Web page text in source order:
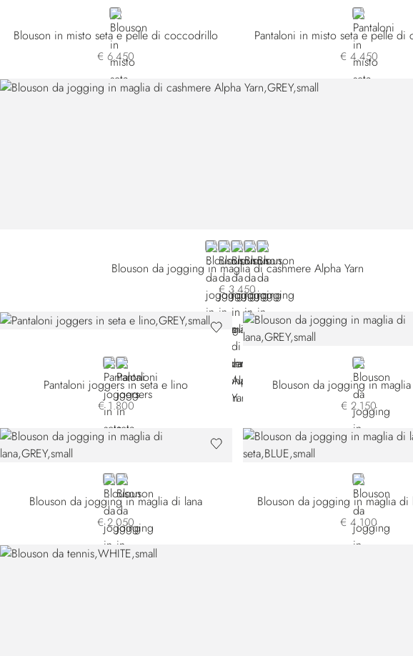
BLUE
Blouson in misto seta e pelle di coccodrillo
€ 6.450
BLUE
Pantaloni in misto seta e pelle
€ 4.450
GREY W25302-1103
GREY W25302-1109
BLUE W25302-186
BLUE W25302-208
GREEN
Blouson da jogging in maglia di cashmere Alpha Yarn
€ 3.450
GREYBLACK
Pantaloni joggers in seta e lino
€ 1.800
GREY
Blouson da jogging in
€ 2.150
GREYBLUE T25302-3198
Blouson da jogging in maglia di lana
€ 2.050
BLUE
Blouson da jogging in maglia di
€ 4.100